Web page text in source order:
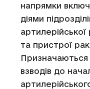
напрямки
діями
та пристрої
Призначаються
взводів до